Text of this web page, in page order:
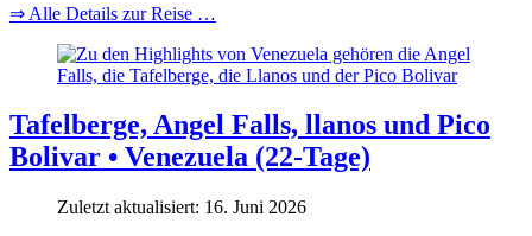
⇒ Alle Details zur Reise …
Tafelberge, Angel Falls, llanos und Pico
Bolivar • Venezuela (22-Tage)
Zuletzt aktualisiert: 16. Juni 2026